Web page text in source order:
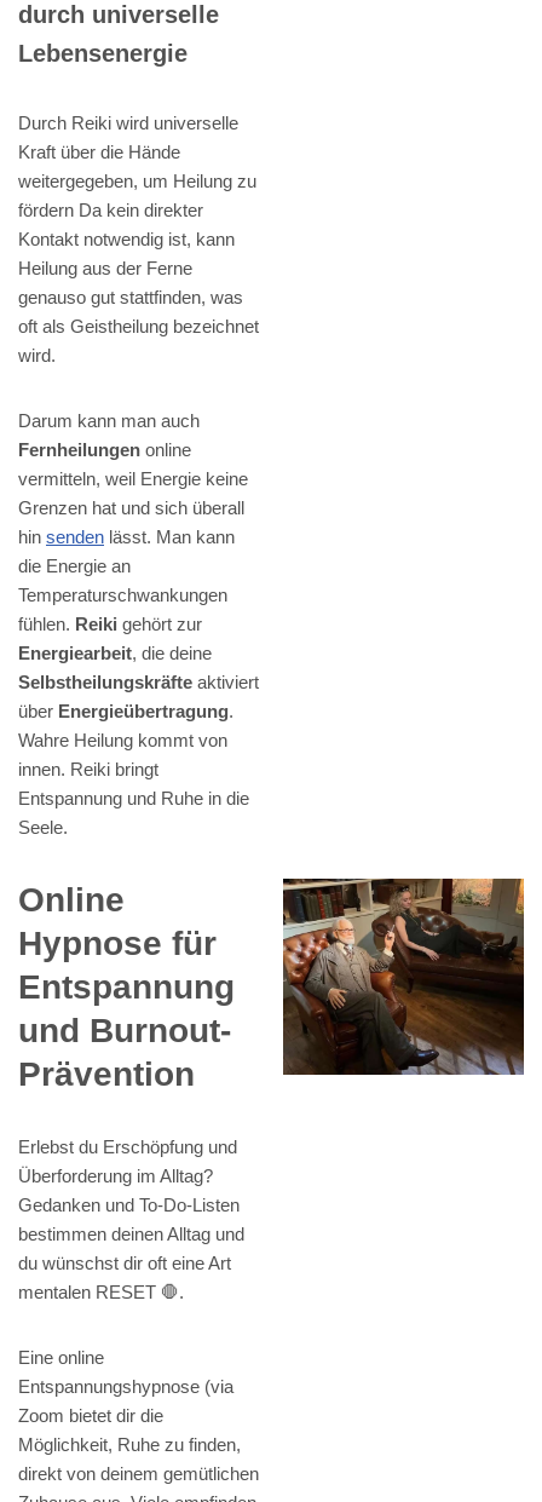
durch universelle
Lebensenergie
Durch Reiki wird universelle
Kraft über die Hände
weitergegeben, um Heilung zu
fördern Da kein direkter
Kontakt notwendig ist, kann
Heilung aus der Ferne
genauso gut stattfinden, was
oft als Geistheilung bezeichnet
wird.
Darum kann man auch
Fernheilungen online
vermitteln, weil Energie keine
Grenzen hat und sich überall
hin senden lässt. Man kann
die Energie an
Temperaturschwankungen
fühlen. Reiki gehört zur
Energiearbeit, die deine
Selbstheilungskräfte aktiviert
über Energieübertragung.
Wahre Heilung kommt von
innen. Reiki bringt
Entspannung und Ruhe in die
Seele.
Online
Hypnose für
Entspannung
und Burnout-
Prävention
Erlebst du Erschöpfung und
Überforderung im Alltag?
Gedanken und To-Do-Listen
bestimmen deinen Alltag und
du wünschst dir oft eine Art
mentalen RESET 🛑.
Eine online
Entspannungshypnose (via
Zoom bietet dir die
Möglichkeit, Ruhe zu finden,
direkt von deinem gemütlichen